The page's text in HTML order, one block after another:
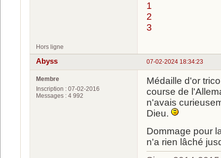
1
2
3
Hors ligne
07-02-2024 18:34:23
Abyss
Membre
Inscription : 07-02-2016
Messages : 4 992
Médaille d'or
course de
n'avais
Dieu.
Dommage pour
n'a rien lâché